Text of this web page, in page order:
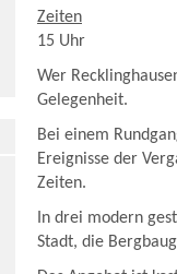
Zeiten
15 Uhr
Wer
Gelegenheit.
Bei einem
Ereignisse der
Zeiten.
In drei modern
Stadt, die